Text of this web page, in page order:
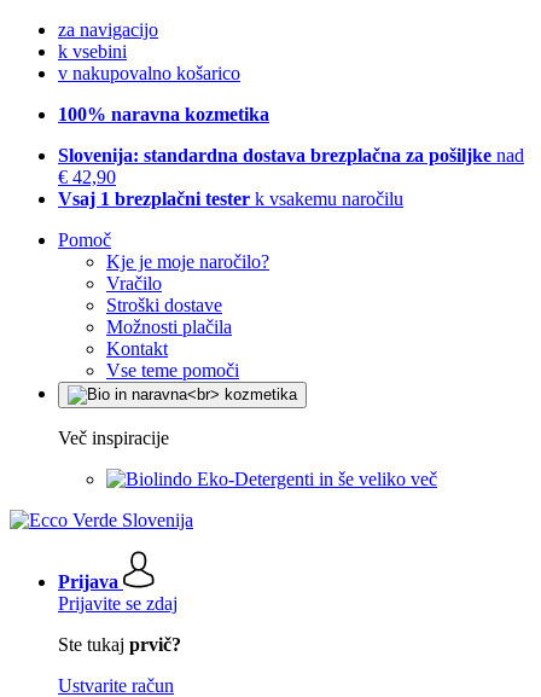
za navigacijo
k vsebini
v nakupovalno košarico
100% naravna kozmetika
Slovenija: standardna dostava brezplačna za pošiljke nad
€ 42,90
Vsaj 1 brezplačni tester k vsakemu naročilu
Pomoč
Kje je moje naročilo?
Vračilo
Stroški dostave
Možnosti plačila
Kontakt
Vse teme pomoči
Več inspiracije
Eko-Detergenti in še veliko več
Prijava
Prijavite se zdaj
Ste tukaj prvič?
Ustvarite račun